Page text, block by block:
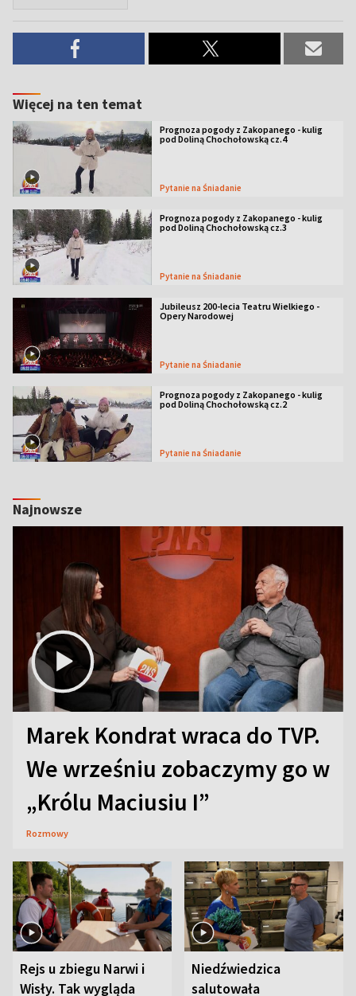
Więcej na ten temat
Prognoza pogody z Zakopanego - kulig
pod Doliną Chochołowską cz.4
Pytanie na Śniadanie
Prognoza pogody z Zakopanego - kulig
pod Doliną Chochołowską cz.3
Pytanie na Śniadanie
Jubileusz 200-lecia Teatru Wielkiego -
Opery Narodowej
Pytanie na Śniadanie
Prognoza pogody z Zakopanego - kulig
pod Doliną Chochołowską cz.2
Pytanie na Śniadanie
Najnowsze
Marek Kondrat wraca do TVP.
We wrześniu zobaczymy go w
„Królu Maciusiu I”
Rozmowy
Rejs u zbiegu Narwi i
Wisły. Tak wygląda
Niedźwiedzica
salutowała